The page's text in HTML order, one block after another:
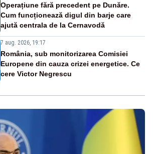
Operațiune fără precedent pe Dunăre.
Cum funcționează digul din barje care
ajută centrala de la Cernavodă
7 aug. 2026, 19:17
România, sub monitorizarea Comisiei
Europene din cauza crizei energetice. Ce
cere Victor Negrescu